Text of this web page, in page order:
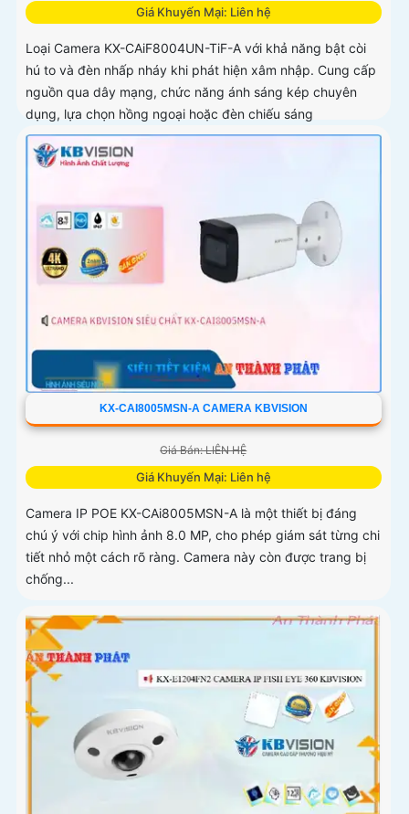
Giá Khuyến Mại: Liên hệ
Loại Camera KX-CAiF8004UN-TiF-A với khả năng bật còi
hú to và đèn nhấp nháy khi phát hiện xâm nhập. Cung cấp
nguồn qua dây mạng, chức năng ánh sáng kép chuyên
dụng, lựa chọn hồng ngoại hoặc đèn chiếu sáng
KX-CAI8005MSN-A CAMERA KBVISION
Giá Bán: LIÊN HỆ
Giá Khuyến Mại: Liên hệ
Camera IP POE KX-CAi8005MSN-A là một thiết bị đáng
chú ý với chip hình ảnh 8.0 MP, cho phép giám sát từng chi
tiết nhỏ một cách rõ ràng. Camera này còn được trang bị
chống...